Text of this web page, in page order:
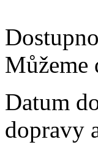
Můžeme
Datum
dopravy